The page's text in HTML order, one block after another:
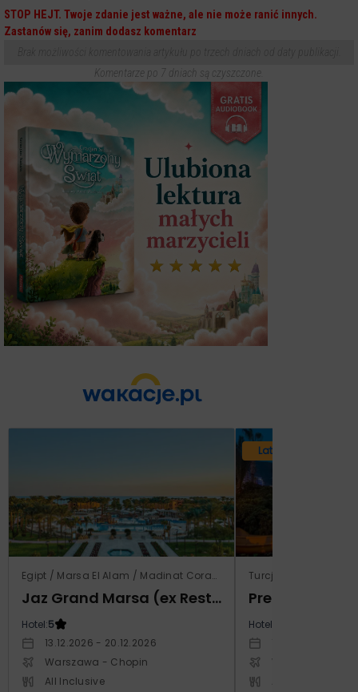
STOP HEJT. Twoje zdanie jest ważne, ale nie może ranić innych.
Zastanów się, zanim dodasz komentarz
Komentarze po 7 dniach są czyszczone.
Egipt / Marsa El Alam / Madinat Coraya
Jaz Grand Marsa (ex Resta Grand Resort)
Hotel:5
13.12.2026 - 20.12.2026
Warszawa - Chopin
All Inclusive
Lato 2026
Turcja / Riwiera
Prestige
Hotel:
Warszawa -